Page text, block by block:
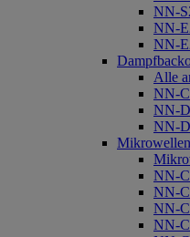
NN-
NN-
NN-
Alle
NN-
NN-
NN-
NN-
NN-
NN-
NN-